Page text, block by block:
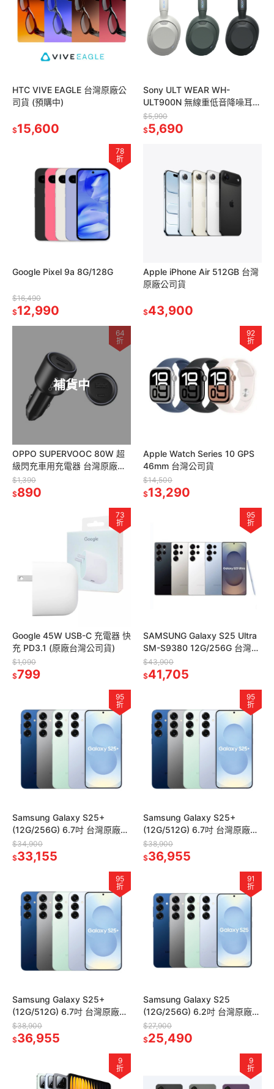
HTC VIVE EAGLE 台灣原廠公
司貨 (預購中)
$15,600
Sony ULT WEAR WH-
ULT900N 無線重低音降噪耳機
台灣公司貨
$5,990
$5,690
78
折
Google Pixel 9a 8G/128G
$16,490
$12,990
Apple iPhone Air 512GB 台灣
原廠公司貨
$43,900
補貨中
64
折
OPPO SUPERVOOC 80W 超
級閃充車用充電器 台灣原廠公
司
$1,390
$890
92
折
Apple Watch Series 10 GPS
46mm 台灣公司貨
$14,500
$13,290
73
折
Google 45W USB-C 充電器 快
充 PD3.1 (原廠台灣公司貨)
$1,090
$799
95
折
SAMSUNG Galaxy S25 Ultra
SM-S9380 12G/256G 台灣原
廠公司貨
$43,900
$41,705
95
折
Samsung Galaxy S25+
(12G/256G) 6.7吋 台灣原廠公
司貨
$34,900
$33,155
95
折
Samsung Galaxy S25+
(12G/512G) 6.7吋 台灣原廠公
司貨
$38,900
$36,955
95
折
Samsung Galaxy S25+
(12G/512G) 6.7吋 台灣原廠公
司貨
$38,900
$36,955
91
折
Samsung Galaxy S25
(12G/256G) 6.2吋 台灣原廠公
司貨
$27,900
$25,490
9
折
9
折